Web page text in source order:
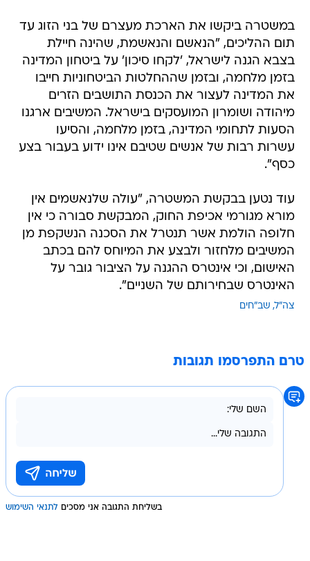
במשטרה ביקשו את הארכת מעצרם של בני הזוג עד
תום ההליכים, "הנאשם והנאשמת, שהינה חיילת
בצבא הגנה לישראל, 'לקחו סיכון' על ביטחון המדינה
בזמן מלחמה, ובזמן שההחלטות הביטחוניות חייבו
את המדינה לעצור את הכנסת התושבים הזרים
מיהודה ושומרון המועסקים בישראל. המשיבים ארגנו
הסעות לתחומי המדינה, בזמן מלחמה, והסיעו
עשרות רבות של אנשים שטיבם אינו ידוע בעבור בצע
כסף".
עוד נטען בבקשת המשטרה, "עולה שלנאשמים אין
מורא מגורמי אכיפת החוק, המבקשת סבורה כי אין
חלופה הולמת אשר תנטרל את הסכנה הנשקפת מן
המשיבים מלחזור ולבצע את המיוחס להם בכתב
האישום, וכי אינטרס ההגנה על הציבור גובר על
האינטרס שבחירותם של השניים".
צה"ל שב"חים
טרם התפרסמו תגובות
בשליחת התגובה אני מסכים לתנאי השימוש